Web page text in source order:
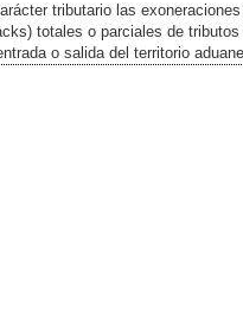
tributario las
totales o parciales de
o salida del territorio